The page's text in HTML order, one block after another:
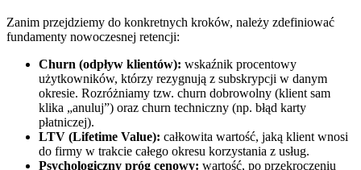
Zanim przejdziemy do konkretnych kroków, należy zdefiniować
fundamenty nowoczesnej retencji:
Churn (odpływ klientów): wskaźnik procentowy
użytkowników, którzy rezygnują z subskrypcji w danym
okresie. Rozróżniamy tzw. churn dobrowolny (klient sam
klika „anuluj”) oraz churn techniczny (np. błąd karty
płatniczej).
LTV (Lifetime Value): całkowita wartość, jaką klient wnosi
do firmy w trakcie całego okresu korzystania z usług.
Psychologiczny próg cenowy: wartość, po przekroczeniu